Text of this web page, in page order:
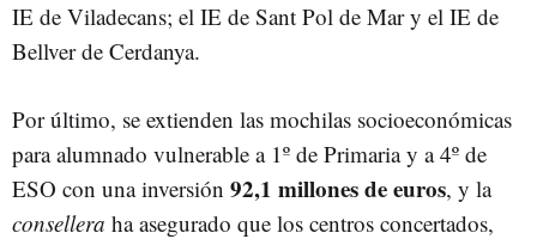
IE de Viladecans; el IE de Sant Pol de Mar y el IE de
Bellver de Cerdanya.
Por último, se extienden las mochilas socioeconómicas
para alumnado vulnerable a 1º de Primaria y a 4º de
ESO con una inversión 92,1 millones de euros, y la
consellera ha asegurado que los centros concertados,